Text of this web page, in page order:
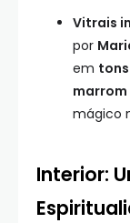
Vitrais
por
em
marrom
mágico
Interior: